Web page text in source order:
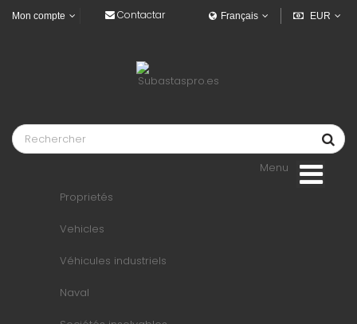
EUR
Français
Mon compte Contactar
Menu
Proprietés
Vehicles
Véhicules industriels
Naval